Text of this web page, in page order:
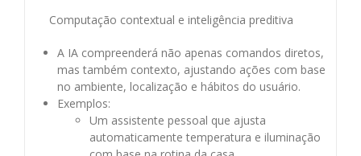
Computação contextual e inteligência preditiva
A IA compreenderá não apenas comandos diretos,
mas também contexto, ajustando ações com base
no ambiente, localização e hábitos do usuário.
Exemplos:
Um assistente pessoal que ajusta
automaticamente temperatura e iluminação